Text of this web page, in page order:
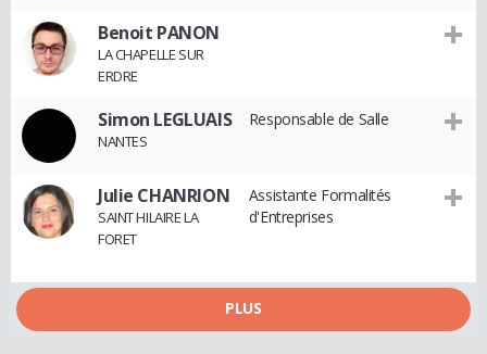
Benoit PANON
LA CHAPELLE SUR
ERDRE
Simon LEGLUAIS
NANTES
Responsable de Salle
Julie CHANRION
SAINT HILAIRE LA
FORET
Assistante Formalités
d'Entreprises
PLUS